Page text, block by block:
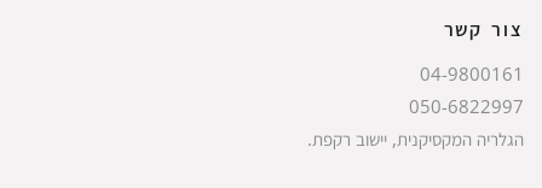
צור קשר
04-9800161
050-6822997
הגלריה המקסיקנית, יישוב רקפת.